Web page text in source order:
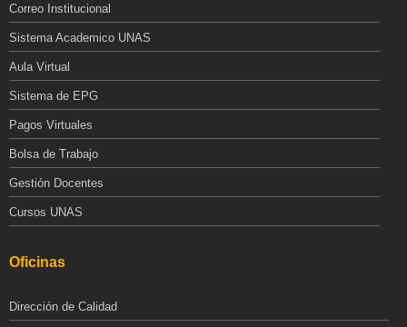
Correo Institucional
Sistema Academico UNAS
Aula Virtual
Sistema de EPG
Pagos Virtuales
Bolsa de Trabajo
Gestión Docentes
Cursos UNAS
Oficinas
Dirección de Calidad